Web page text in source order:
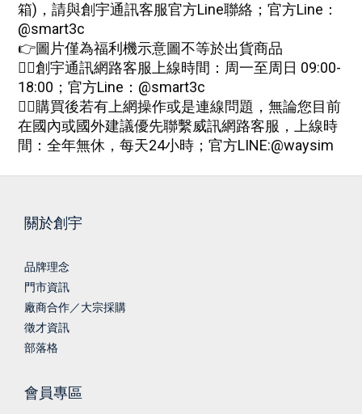
箱)，請與創宇通訊客服官方Line聯絡 ； 官方Line：
@smart3c
👉圖片僅為福利機示意圖不等於出貨商品
🙋‍♀創宇通訊網路客服上線時間：周一至周日 09:00-
18:00； 官方Line：@smart3c
🙋‍♀購買後若有上網操作或是連線問題，無論您目前
在國內或國外建議優先聯繫威訊網路客服，上線時
間：全年無休，每天24小時； 官方LINE:@waysim
關於創宇
品牌理念
門市資訊
廠商合作／大宗採購
徵才資訊
部落格
會員專區